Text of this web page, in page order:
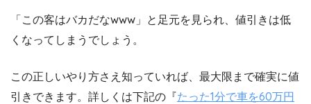
「この客はバカだなwww」と足元を見られ、値引きは低
くなってしまうでしょう。
この正しいやり方さえ知っていれば、最大限まで確実に値
引きできます。詳しくは下記の『たった1分で車を60万円